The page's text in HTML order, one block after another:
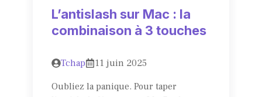
L’antislash sur Mac : la
combinaison à 3 touches
Tchap
11 juin 2025
Oubliez la panique. Pour taper